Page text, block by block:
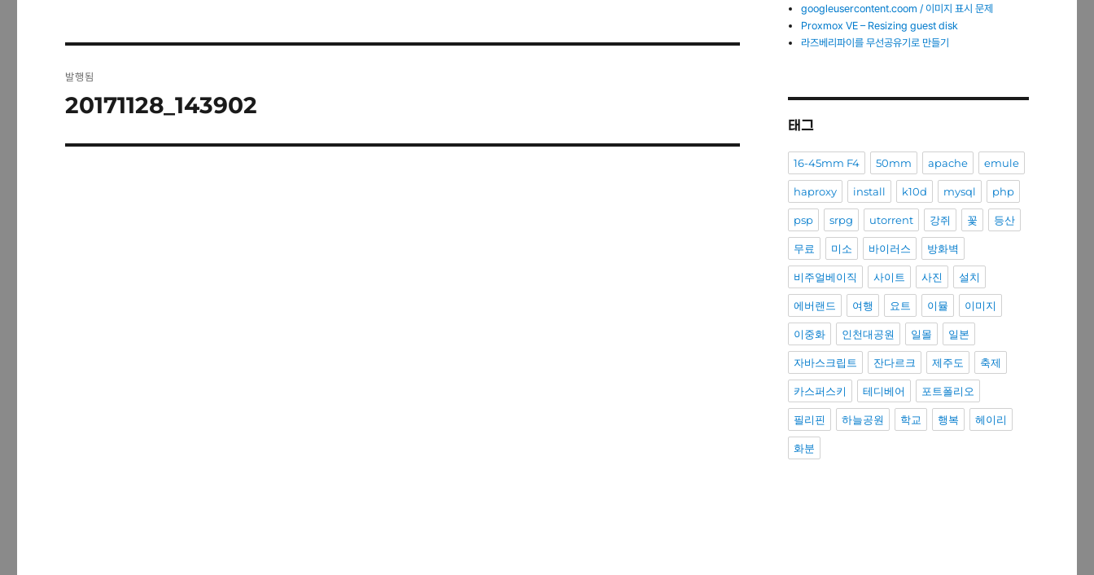
탐
발행됨
20171128_143902
googleusercontent.coom / 이미지 표시 문제
Proxmox VE – Resizing guest disk
라즈베리파이를 무선공유기로 만들기
태그
16-45mm F4 50mm apache emule
haproxy install k10d mysql php
psp srpg utorrent 강쥐 꽃 등산
무료 미소 바이러스 방화벽
비주얼베이직 사이트 사진 설치
에버랜드 여행 요트 이뮬 이미지
이중화 인천대공원 일몰 일본
자바스크립트 잔다르크 제주도 축제
카스퍼스키 테디베어 포트폴리오
필리핀 하늘공원 학교 행복 헤이리
화분